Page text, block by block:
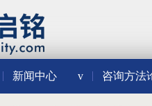
新闻中心 v 咨询方法